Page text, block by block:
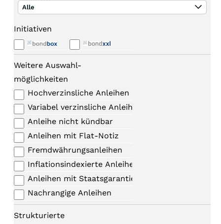
Alle
Initiativen
Weitere Auswahl-
möglichkeiten
Hochverzinsliche Anleihen
Variabel verzinsliche Anleihen
Anleihe nicht kündbar
Anleihen mit Flat-Notiz
Fremdwährungsanleihen
Inflationsindexierte Anleihen
Anleihen mit Staatsgarantie
Nachrangige Anleihen
Strukturierte